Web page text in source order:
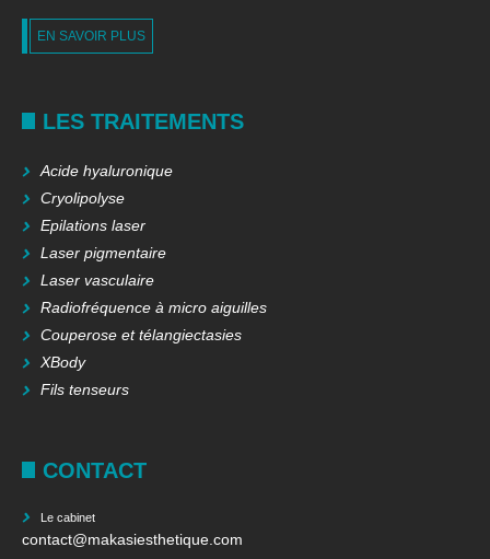
EN SAVOIR PLUS
LES TRAITEMENTS
Acide hyaluronique
Cryolipolyse
Epilations laser
Laser pigmentaire
Laser vasculaire
Radiofréquence à micro aiguilles
Couperose et télangiectasies
XBody
Fils tenseurs
CONTACT
Le cabinet
contact@makasiesthetique.com